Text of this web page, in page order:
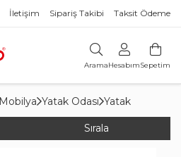
İletişim Sipariş Takibi Taksit Ödeme
AramaHesabımSepetim
Mobilya Yatak Odası Yatak
Sırala